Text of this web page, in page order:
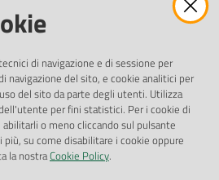
di navigazione e di sessione per
navigazione del sito, e cookie analitici per
del sito da parte degli utenti. Utilizza
per fini statistici. Per i cookie di
o meno cliccando sul pulsante
più, su come disabilitare i cookie oppure
la nostraCookie Policy.